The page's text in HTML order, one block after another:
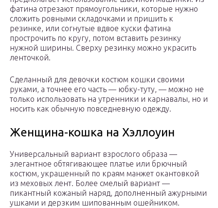
фатина отрезают прямоугольники, которые нужно
сложить ровными складочками и пришить к
резинке, или согнутые вдвое куски фатина
прострочить по кругу, потом вставить резинку
нужной ширины. Сверху резинку можно украсить
ленточкой.
Сделанный для девочки костюм кошки своими
руками, а точнее его часть — юбку-туту, — можно не
только использовать на утренники и карнавалы, но и
носить как обычную повседневную одежду.
Женщина-кошка на Хэллоуин
Универсальный вариант взрослого образа —
элегантное обтягивающее платье или брючный
костюм, украшенный по краям манжет окантовкой
из меховых лент. Более смелый вариант —
пикантный кожаный наряд, дополненный ажурными
ушками и дерзким шипованным ошейником.